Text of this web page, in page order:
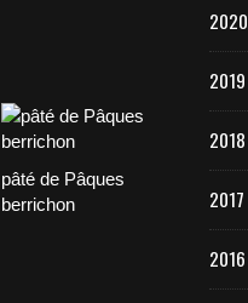
pâté de Pâques
berrichon
2020
2019
2018
2017
2016